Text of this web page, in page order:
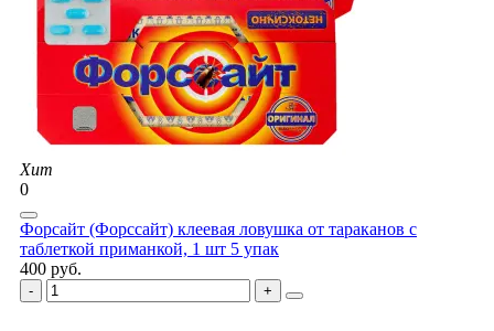
Хит
0
Форсайт (Форссайт) клеевая ловушка от тараканов с
таблеткой приманкой, 1 шт 5 упак
400 руб.